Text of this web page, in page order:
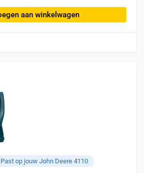
aan winkelwagen
Past op jouw John Deere 4110